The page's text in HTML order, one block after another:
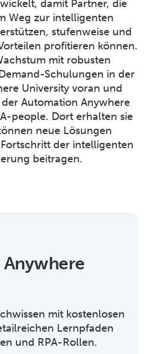
damit Partner, die
Weg zur intelligenten
stufenweise und
profitieren können.
mit robusten
Schulungen in der
University voran und
Automation Anywhere
people. Dort erhalten sie
neue Lösungen
der intelligenten
beitragen.
mit kostenlosen
Lernpfaden
und RPA-Rollen.